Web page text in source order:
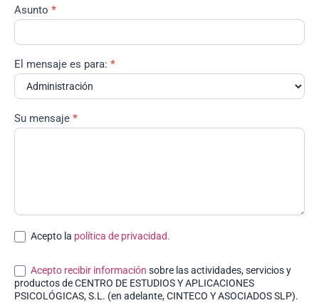
Asunto *
El mensaje es para: *
Su mensaje *
Acepto la política de privacidad.
Acepto recibir información sobre las actividades, servicios y
productos de CENTRO DE ESTUDIOS Y APLICACIONES
PSICOLÓGICAS, S.L. (en adelante, CINTECO Y ASOCIADOS SLP).